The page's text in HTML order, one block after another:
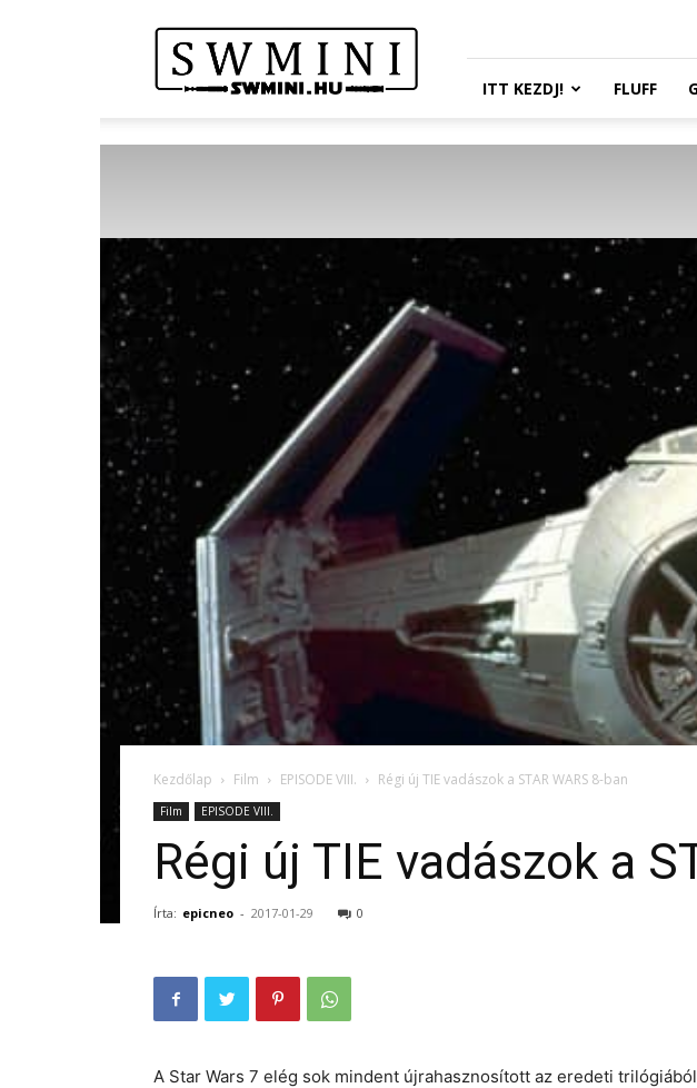
Wars
Miniatures
Portál
ITT KEZDJ! FLUFF
Kezdőlap Film EPISODE VIII. Régi új TIE vadászok a STAR WARS 8-ban
Film EPISODE VIII.
Régi új TIE vadászok a
Írta: epicneo - 2017-01-29 0
A Star Wars 7 elég sok mindent újrahasznosított az eredeti